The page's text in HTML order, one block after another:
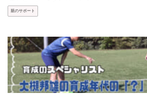
親のサポート